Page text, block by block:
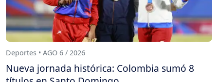
Deportes • AGO 6 / 2026
Nueva jornada histórica: Colombia sumó 8